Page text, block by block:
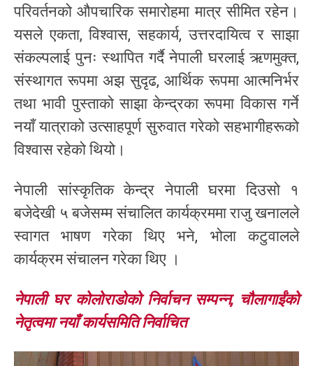
परिवर्तनको औपचारिक समारोहमा मात्र सीमित रहेन।
यसले एकता, विश्वास, सहकार्य, उत्तरदायित्व र साझा
संकल्पलाई पुनः स्थापित गर्दै नेपाली घरलाई ऋणमुक्त,
संस्थागत रूपमा अझ सुदृढ, आर्थिक रूपमा आत्मनिर्भर
तथा भावी पुस्ताको साझा केन्द्रका रूपमा विकास गर्ने
नयाँ यात्राको उत्साहपूर्ण सुरुवात गरेको सहभागीहरूको
विश्वास रहेको थियो।
नेपाली सांस्कृतिक केन्द्र नेपाली घरमा दिउसो १
बजेदेखी ५ बजेसम्म संचालित कार्यक्रममा राजु खनालले
स्वागत भाषण गरेका थिए भने, भोला कटुवालले
कार्यक्रम संचालन गरेका थिए ।
नेपाली घर कोलोराडोको निर्वाचन सम्पन्न, चौलागाईंको
नेतृत्वमा नयाँ कार्यसमिति निर्वाचित